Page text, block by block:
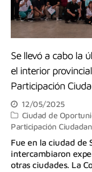
Se llevó a cabo la
el interior
Participación
12/05/2025
Ciudad de
Participación
Fue en la ciudad de
intercambiaron
otras ciudades. La